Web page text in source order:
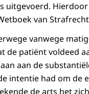
uitgevoerd.
van
vanwege
de patiënt voldeed
aan de
intentie had om de
de arts het